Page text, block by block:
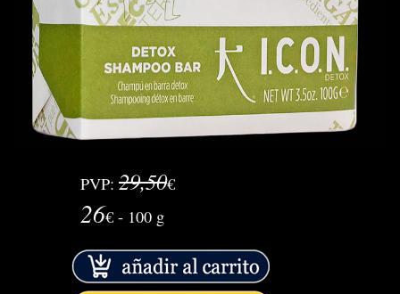
PVP: 29,50€
26€ - 100 g